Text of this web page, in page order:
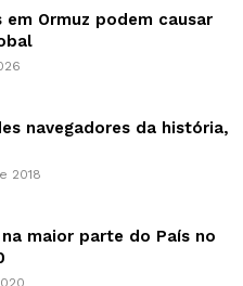
em Ormuz podem causar
navegadores da história,
2018
maior parte do País no